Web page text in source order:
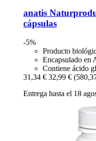
anatis
cápsulas
-5%
Producto
Encapsulado en
Contiene ácido
31,34 € 32,99 €
Entrega hasta el 18